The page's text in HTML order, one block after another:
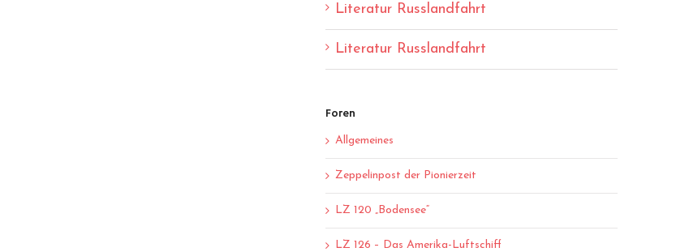
Literatur Russlandfahrt
Literatur Russlandfahrt
Foren
Allgemeines
Zeppelinpost der Pionierzeit
LZ 120 „Bodensee“
LZ 126 – Das Amerika-Luftschiff